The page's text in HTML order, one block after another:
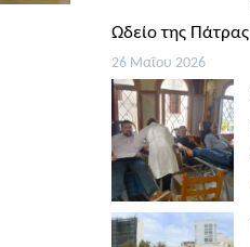
Ωδείο της Πάτρας
26 Μαΐου 2026